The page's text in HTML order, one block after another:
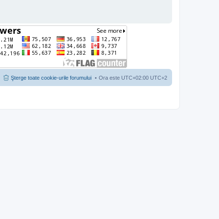
Ora este UTC+02:00 UTC+2
Şterge toate cookie-urile forumului